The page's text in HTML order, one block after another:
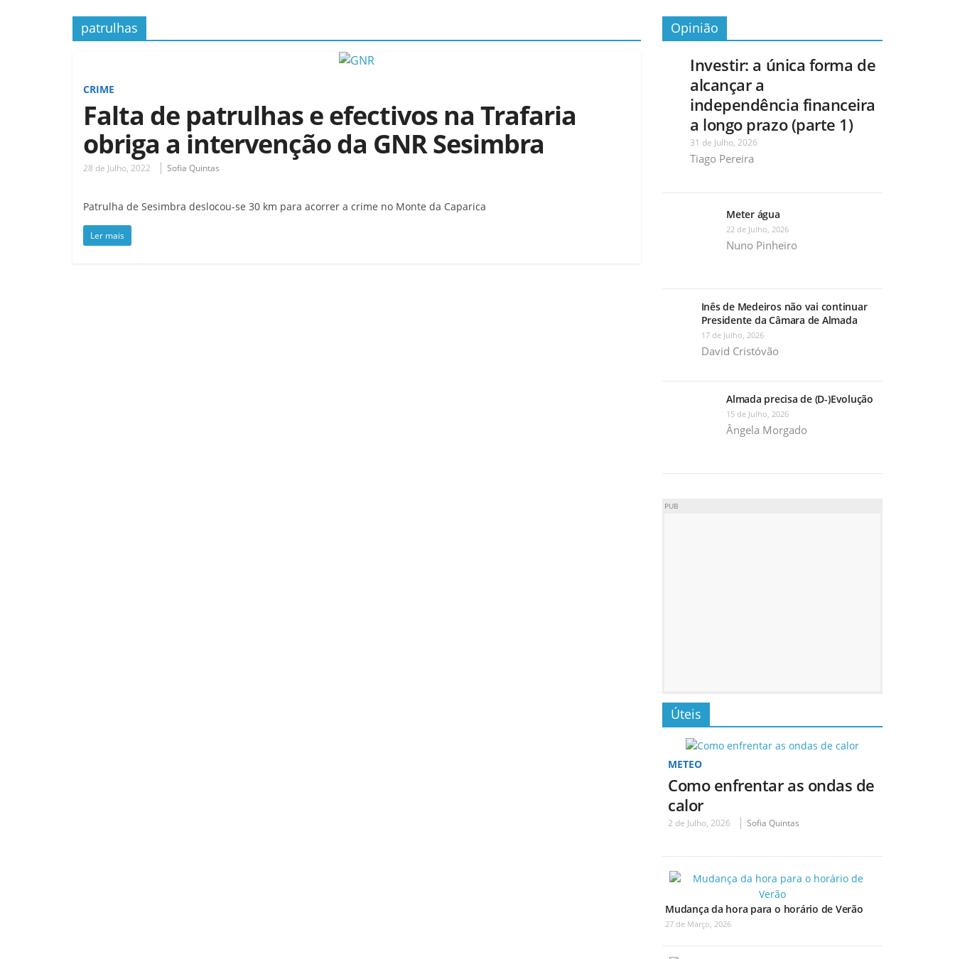
patrulhas
CRIME
Falta de patrulhas e efectivos na Trafaria
obriga a intervenção da GNR Sesimbra
28 de Julho, 2022 Sofia Quintas
Patrulha de Sesimbra deslocou-se 30 km para acorrer a crime no Monte da Caparica
Ler mais
Opinião
Investir: a única forma de
alcançar a
independência financeira
a longo prazo (parte 1)
31 de Julho, 2026
Tiago Pereira
Meter água
22 de Julho, 2026
Nuno Pinheiro
Inês de Medeiros não vai continuar
Presidente da Câmara de Almada
17 de Julho, 2026
David Cristóvão
Almada precisa de (D-)Evolução
15 de Julho, 2026
Ângela Morgado
PUB
Úteis
METEO
Como enfrentar as ondas de
calor
2 de Julho, 2026 Sofia Quintas
Mudança da hora para o horário de Verão
27 de Março, 2026